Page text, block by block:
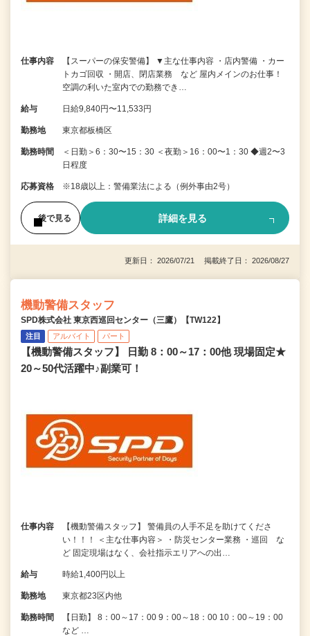
仕事内容
【スーパーの保安警備】 ▼主な仕事内容 ・店内警備 ・カー
トカゴ回収 ・開店、閉店業務 など 屋内メインのお仕事！
空調の利いた室内での勤務でき…
給与 日給9,840円〜11,533円
勤務地 東京都板橋区
勤務時間
＜日勤＞6：30〜15：30 ＜夜勤＞16：00〜1：30 ◆週2〜3
日程度
応募資格 ※18歳以上：警備業法による（例外事由2号）
後で見る 詳細を見る
更新日： 2026/07/21 掲載終了日： 2026/08/27
機動警備スタッフ
SPD株式会社 東京西巡回センター（三鷹）【TW122】
注目 アルバイト パート
【機動警備スタッフ】 日勤 8：00～17：00他 現場固定★
20～50代活躍中♪副業可！
仕事内容
【機動警備スタッフ】 警備員の人手不足を助けてくださ
い！！！ ＜主な仕事内容＞ ・防災センター業務 ・巡回 な
ど 固定現場はなく、会社指示エリアへの出…
給与 時給1,400円以上
勤務地 東京都23区内他
勤務時間
【日勤】 8：00～17：00 9：00～18：00 10：00～19：00
など …